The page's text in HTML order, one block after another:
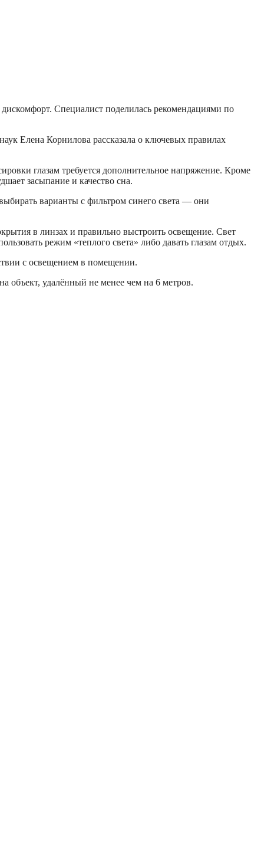
Специалист поделилась рекомендациями по
Елена Корнилова рассказала о ключевых правилах
глазам требуется дополнительное напряжение. Кроме
засыпание и качество сна.
варианты с фильтром синего света — они
в линзах и правильно выстроить освещение. Свет
режим «теплого света» либо давать глазам отдых.
с освещением в помещении.
объект, удалённый не менее чем на 6 метров.